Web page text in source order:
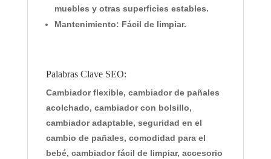
muebles y otras superficies estables.
Mantenimiento: Fácil de limpiar.
Palabras Clave SEO:
Cambiador flexible, cambiador de pañales
acolchado, cambiador con bolsillo,
cambiador adaptable, seguridad en el
cambio de pañales, comodidad para el
bebé, cambiador fácil de limpiar, accesorio